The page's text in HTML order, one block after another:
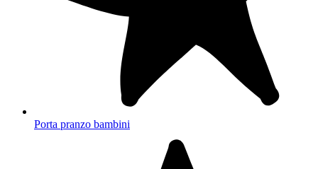
Porta pranzo bambini